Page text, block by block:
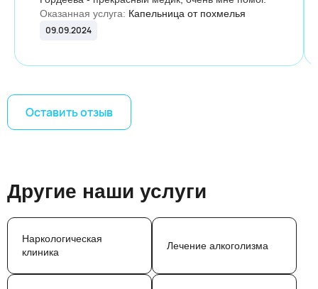
Оказанная услуга: Капельница от похмелья
09.09.2024
Оставить отзыв
Другие наши услуги
Наркологическая
клиника
Лечение алкоголизма